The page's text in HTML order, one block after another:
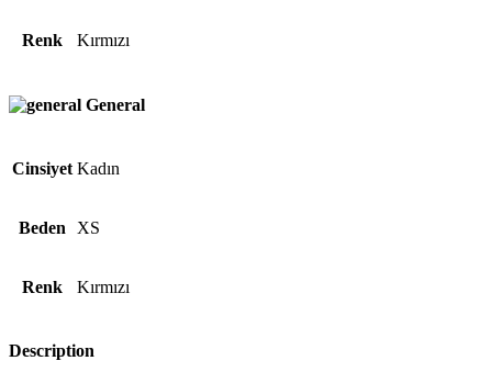
Renk Kırmızı
General
Cinsiyet Kadın
Beden XS
Renk Kırmızı
Description